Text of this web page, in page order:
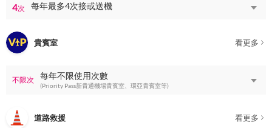
4次 每年最多4次接或送機
貴賓室 看更多
不限次 每年不限使用次數
(Priority Pass新貴通機場貴賓室、環亞貴賓室等)
道路救援 看更多